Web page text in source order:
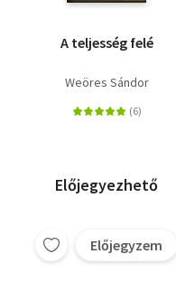
A teljesség felé
Weöres Sándor
Előjegyezhető
Előjegyzem